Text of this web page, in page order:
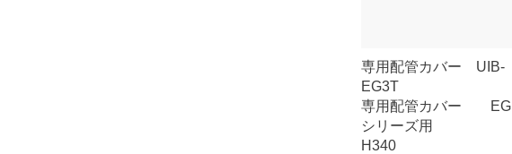
専用配管カバー UIB-
EG3T
専用配管カバー EG
シリーズ用
H340